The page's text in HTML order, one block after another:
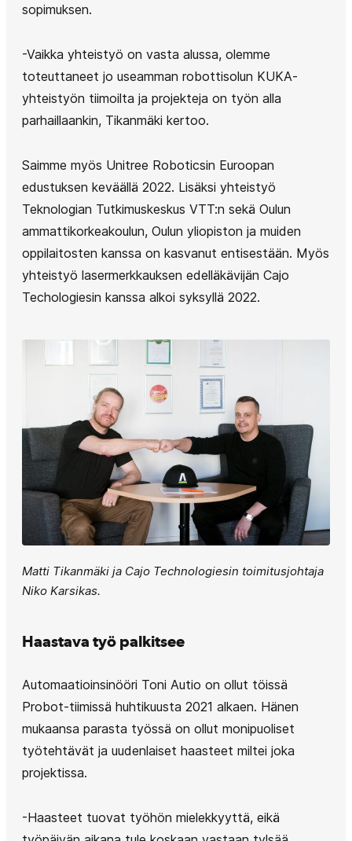
sopimuksen.
-Vaikka yhteistyö on vasta alussa, olemme
toteuttaneet jo useamman robottisolun KUKA-
yhteistyön tiimoilta ja projekteja on työn alla
parhaillaankin, Tikanmäki kertoo.
Saimme myös Unitree Roboticsin Euroopan
edustuksen keväällä 2022. Lisäksi yhteistyö
Teknologian Tutkimuskeskus VTT:n sekä Oulun
ammattikorkeakoulun, Oulun yliopiston ja muiden
oppilaitosten kanssa on kasvanut entisestään. Myös
yhteistyö lasermerkkauksen edelläkävijän Cajo
Techologiesin kanssa alkoi syksyllä 2022.
Matti Tikanmäki ja Cajo Technologiesin toimitusjohtaja
Niko Karsikas.
Haastava työ palkitsee
Automaatioinsinööri Toni Autio on ollut töissä
Probot-tiimissä huhtikuusta 2021 alkaen. Hänen
mukaansa parasta työssä on ollut monipuoliset
työtehtävät ja uudenlaiset haasteet miltei joka
projektissa.
-Haasteet tuovat työhön mielekkyyttä, eikä